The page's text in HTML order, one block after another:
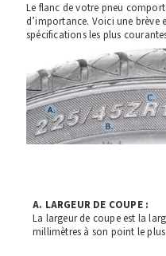
Le flanc de votre pneu
d’importance. Voici une brève
spécifications les plus
A. LARGEUR DE COUPE :
La largeur de coupe est la
millimètres à son point le